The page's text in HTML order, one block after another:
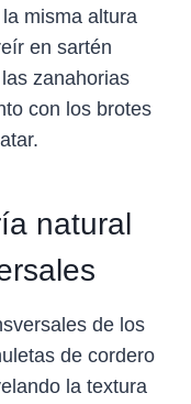
misma altura
en sartén
zanahorias
con los brotes
natural
de los
de cordero
la textura